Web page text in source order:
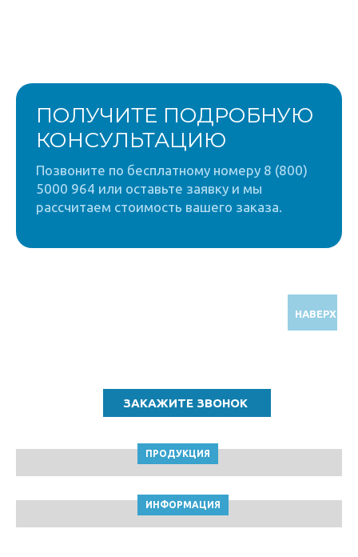
ПОЛУЧИТЕ ПОДРОБНУЮ
КОНСУЛЬТАЦИЮ
Позвоните по бесплатному номеру 8 (800)
5000 964 или оставьте заявку и мы
рассчитаем стоимость вашего заказа.
НАВЕРХ
ПРОДУКЦИЯ
ИНФОРМАЦИЯ